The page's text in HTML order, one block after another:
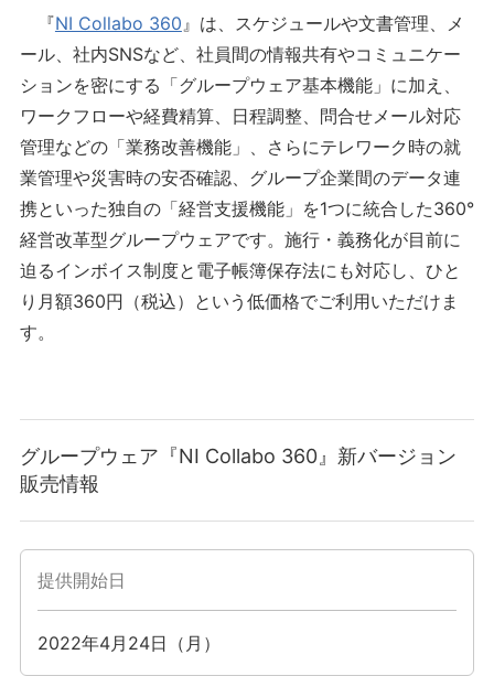
『NI Collabo 360』は、スケジュールや文書管理、メ
ール、社内SNSなど、社員間の情報共有やコミュニケー
ションを密にする「グループウェア基本機能」に加え、
ワークフローや経費精算、日程調整、問合せメール対応
管理などの「業務改善機能」、さらにテレワーク時の就
業管理や災害時の安否確認、グループ企業間のデータ連
携といった独自の「経営支援機能」を1つに統合した360°
経営改革型グループウェアです。施行・義務化が目前に
迫るインボイス制度と電子帳簿保存法にも対応し、ひと
り月額360円（税込）という低価格でご利用いただけま
す。
グループウェア『NI Collabo 360』新バージョン
販売情報
提供開始日
2022年4月24日（月）